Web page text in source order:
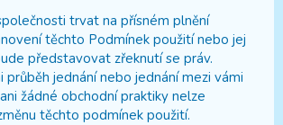
trvat na přísném plnění
těchto Podmínek použití nebo jej
představovat zřeknutí se práv.
průběh jednání nebo jednání mezi vámi
žádné obchodní praktiky nelze
těchto podmínek použití.